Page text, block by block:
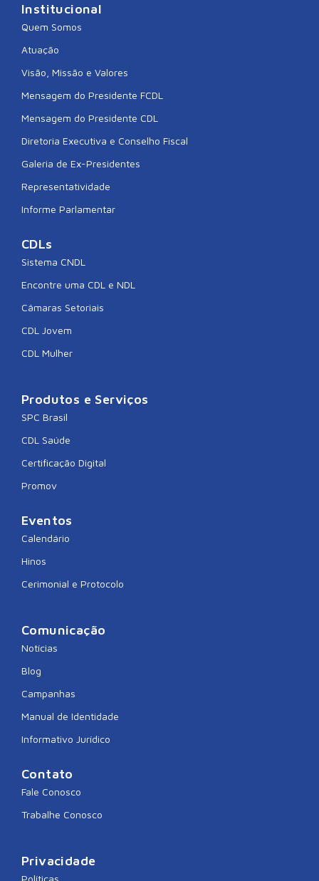
Institucional
Quem Somos
Atuação
Visão, Missão e Valores
Mensagem do Presidente FCDL
Mensagem do Presidente CDL
Diretoria Executiva e Conselho Fiscal
Galeria de Ex-Presidentes
Representatividade
Informe Parlamentar
CDLs
Sistema CNDL
Encontre uma CDL e NDL
Câmaras Setoriais
CDL Jovem
CDL Mulher
Produtos e Serviços
SPC Brasil
CDL Saúde
Certificação Digital
Promov
Eventos
Calendário
Hinos
Cerimonial e Protocolo
Comunicação
Notícias
Blog
Campanhas
Manual de Identidade
Informativo Jurídico
Contato
Fale Conosco
Trabalhe Conosco
Privacidade